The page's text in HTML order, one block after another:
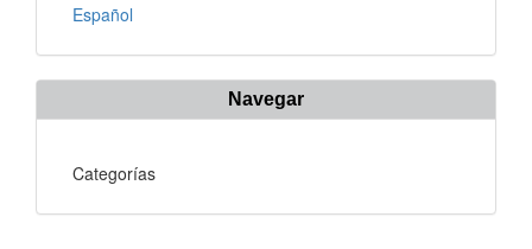
Español
Navegar
Categorías